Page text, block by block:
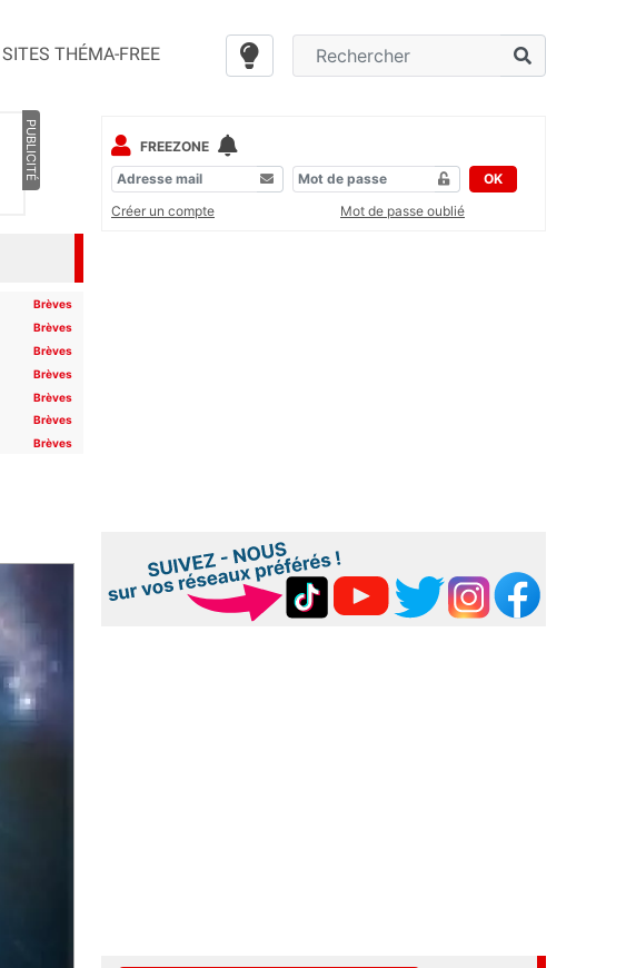
SITES THÉMA-FREE
PUBLICITÉ
Brèves
Brèves
Brèves
Brèves
Brèves
Brèves
Brèves
FREEZONE
OK
Créer un compte
Mot de passe oublié